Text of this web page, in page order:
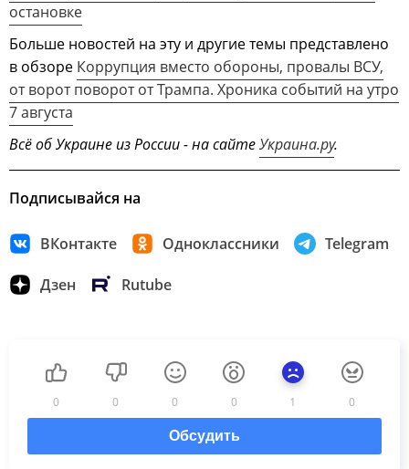
остановке
Больше новостей на эту и другие темы представлено
в обзоре Коррупция вместо обороны, провалы ВСУ,
от ворот поворот от Трампа. Хроника событий на утро
7 августа
Всё об Украине из России - на сайтеУкраина.ру.
Подписывайся на
ВКонтакте Одноклассники Telegram
Дзен Rutube
0 0 0 0 1 0
Обсудить